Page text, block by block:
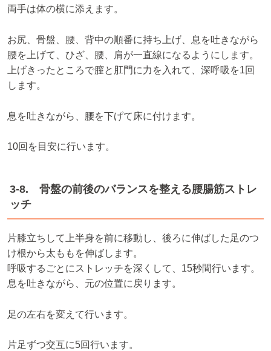
両手は体の横に添えます。
お尻、骨盤、腰、背中の順番に持ち上げ、息を吐きながら
腰を上げて、ひざ、腰、肩が一直線になるようにします。
上げきったところで膣と肛門に力を入れて、深呼吸を1回
します。
息を吐きながら、腰を下げて床に付けます。
10回を目安に行います。
3-8. 骨盤の前後のバランスを整える腰腸筋ストレ
ッチ
片膝立ちして上半身を前に移動し、後ろに伸ばした足のつ
け根から太ももを伸ばします。
呼吸するごとにストレッチを深くして、15秒間行います。
息を吐きながら、元の位置に戻ります。
足の左右を変えて行います。
片足ずつ交互に5回行います。